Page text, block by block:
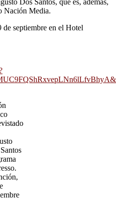
Nación Media.
de septiembre en el Hotel